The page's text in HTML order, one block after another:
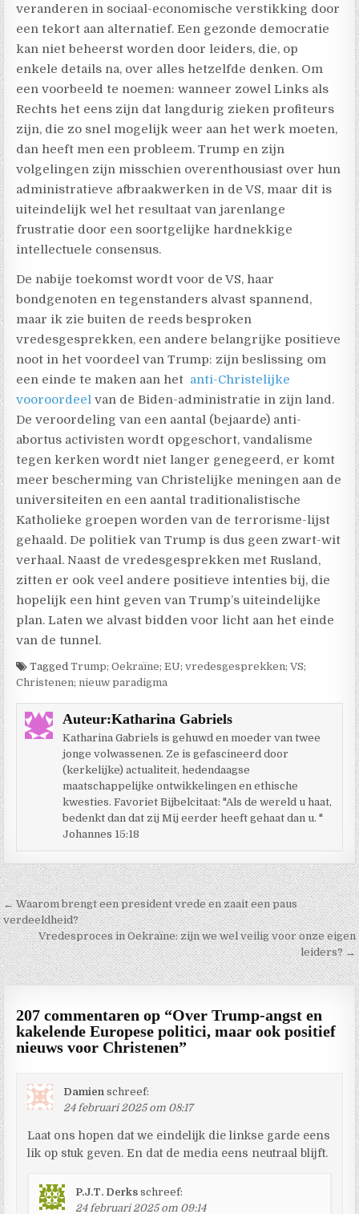
veranderen in sociaal-economische verstikking door
een tekort aan alternatief. Een gezonde democratie
kan niet beheerst worden door leiders, die, op
enkele details na, over alles hetzelfde denken. Om
een voorbeeld te noemen: wanneer zowel Links als
Rechts het eens zijn dat langdurig zieken profiteurs
zijn, die zo snel mogelijk weer aan het werk moeten,
dan heeft men een probleem. Trump en zijn
volgelingen zijn misschien overenthousiast over hun
administratieve afbraakwerken in de VS, maar dit is
uiteindelijk wel het resultaat van jarenlange
frustratie door een soortgelijke hardnekkige
intellectuele consensus.
De nabije toekomst wordt voor de VS, haar
bondgenoten en tegenstanders alvast spannend,
maar ik zie buiten de reeds besproken
vredesgesprekken, een andere belangrijke positieve
noot in het voordeel van Trump: zijn beslissing om
een einde te maken aan het anti-Christelijke
vooroordeel van de Biden-administratie in zijn land.
De veroordeling van een aantal (bejaarde) anti-
abortus activisten wordt opgeschort, vandalisme
tegen kerken wordt niet langer genegeerd, er komt
meer bescherming van Christelijke meningen aan de
universiteiten en een aantal traditionalistische
Katholieke groepen worden van de terrorisme-lijst
gehaald. De politiek van Trump is dus geen zwart-wit
verhaal. Naast de vredesgesprekken met Rusland,
zitten er ook veel andere positieve intenties bij, die
hopelijk een hint geven van Trump’s uiteindelijke
plan. Laten we alvast bidden voor licht aan het einde
van de tunnel.
TaggedTrump; Oekraïne; EU; vredesgesprekken; VS;
Christenen; nieuw paradigma
Auteur:Katharina Gabriels
Katharina Gabriels is gehuwd en moeder van twee
jonge volwassenen. Ze is gefascineerd door
(kerkelijke) actualiteit, hedendaagse
maatschappelijke ontwikkelingen en ethische
kwesties. Favoriet Bijbelcitaat: "Als de wereld u haat,
bedenkt dan dat zij Mij eerder heeft gehaat dan u. "
Johannes 15:18
Berichtnavigatie
← Waarom brengt een president vrede en zaait een paus
verdeeldheid?
Vredesproces in Oekraïne: zijn we wel veilig voor onze eigen
leiders? →
207 commentaren op “Over Trump-angst en
kakelende Europese politici, maar ook positief
nieuws voor Christenen”
Damien schreef:
24 februari 2025 om 08:17
Laat ons hopen dat we eindelijk die linkse garde eens
lik op stuk geven. En dat de media eens neutraal blijft.
P.J.T. Derks schreef:
24 februari 2025 om 09:14